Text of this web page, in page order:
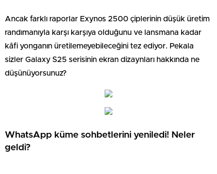
Ancak farklı raporlar Exynos 2500 çiplerinin düşük üretim
randımanıyla karşı karşıya olduğunu ve lansmana kadar
kâfi yonganın üretilemeyebileceğini tez ediyor. Pekala
sizler Galaxy S25 serisinin ekran dizaynları hakkında ne
düşünüyorsunuz?
WhatsApp küme sohbetlerini yeniledi! Neler
geldi?